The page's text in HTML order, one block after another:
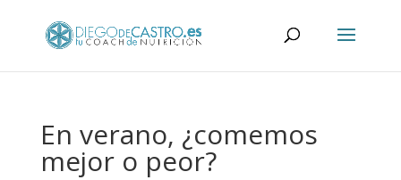
En verano, ¿comemos
mejor o peor?